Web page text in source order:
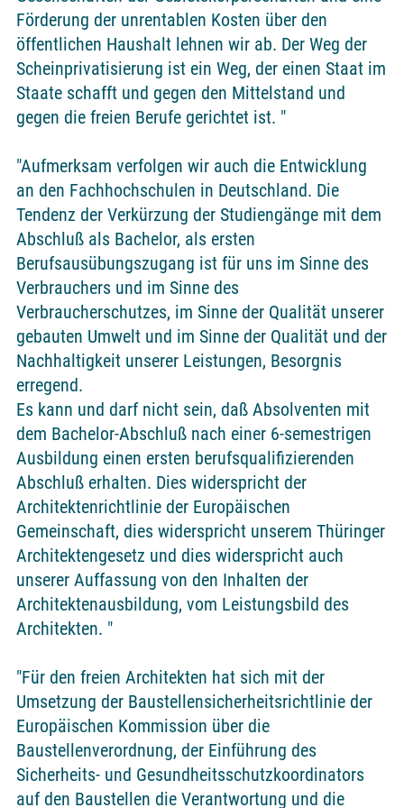
Förderung der unrentablen Kosten über den
öffentlichen Haushalt lehnen wir ab. Der Weg der
Scheinprivatisierung ist ein Weg, der einen Staat im
Staate schafft und gegen den Mittelstand und
gegen die freien Berufe gerichtet ist. "
"Aufmerksam verfolgen wir auch die Entwicklung
an den Fachhochschulen in Deutschland. Die
Tendenz der Verkürzung der Studiengänge mit dem
Abschluß als Bachelor, als ersten
Berufsausübungszugang ist für uns im Sinne des
Verbrauchers und im Sinne des
Verbraucherschutzes, im Sinne der Qualität unserer
gebauten Umwelt und im Sinne der Qualität und der
Nachhaltigkeit unserer Leistungen, Besorgnis
erregend.
Es kann und darf nicht sein, daß Absolventen mit
dem Bachelor-Abschluß nach einer 6-semestrigen
Ausbildung einen ersten berufsqualifizierenden
Abschluß erhalten. Dies widerspricht der
Architektenrichtlinie der Europäischen
Gemeinschaft, dies widerspricht unserem Thüringer
Architektengesetz und dies widerspricht auch
unserer Auffassung von den Inhalten der
Architektenausbildung, vom Leistungsbild des
Architekten. "
"Für den freien Architekten hat sich mit der
Umsetzung der Baustellensicherheitsrichtlinie der
Europäischen Kommission über die
Baustellenverordnung, der Einführung des
Sicherheits- und Gesundheitsschutzkoordinators
auf den Baustellen die Verantwortung und die